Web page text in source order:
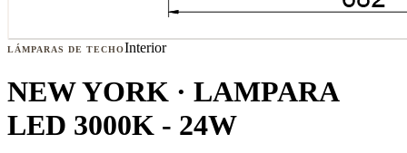
LÁMPARAS DE TECHOInterior
NEW YORK · LAMPARA
LED 3000K - 24W